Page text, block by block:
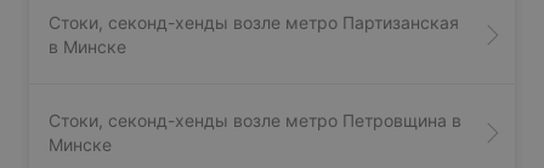
Стоки, секонд-хенды возле метро Партизанская
в Минске
Стоки, секонд-хенды возле метро Петровщина в
Минске